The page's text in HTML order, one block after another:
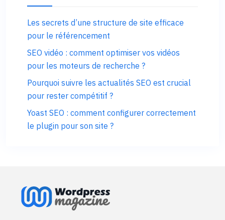
Les secrets d’une structure de site efficace
pour le référencement
SEO vidéo : comment optimiser vos vidéos
pour les moteurs de recherche ?
Pourquoi suivre les actualités SEO est crucial
pour rester compétitif ?
Yoast SEO : comment configurer correctement
le plugin pour son site ?